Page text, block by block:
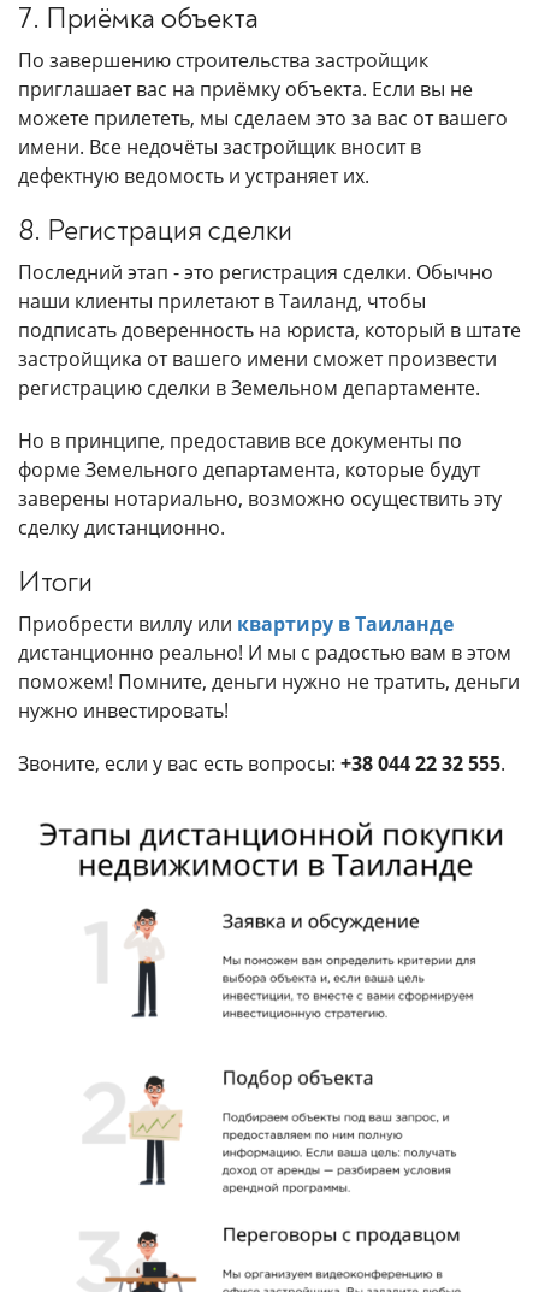
7. Приёмка объекта
По завершению строительства застройщик
приглашает вас на приёмку объекта. Если вы не
можете прилететь, мы сделаем это за вас от вашего
имени. Все недочёты застройщик вносит в
дефектную ведомость и устраняет их.
8. Регистрация сделки
Последний этап - это регистрация сделки. Обычно
наши клиенты прилетают в Таиланд, чтобы
подписать доверенность на юриста, который в штате
застройщика от вашего имени сможет произвести
регистрацию сделки в Земельном департаменте.
Но в принципе, предоставив все документы по
форме Земельного департамента, которые будут
заверены нотариально, возможно осуществить эту
сделку дистанционно.
Итоги
Приобрести виллу или квартиру в Таиланде
дистанционно реально! И мы с радостью вам в этом
поможем! Помните, деньги нужно не тратить, деньги
нужно инвестировать!
Звоните, если у вас есть вопросы: +38 044 22 32 555.